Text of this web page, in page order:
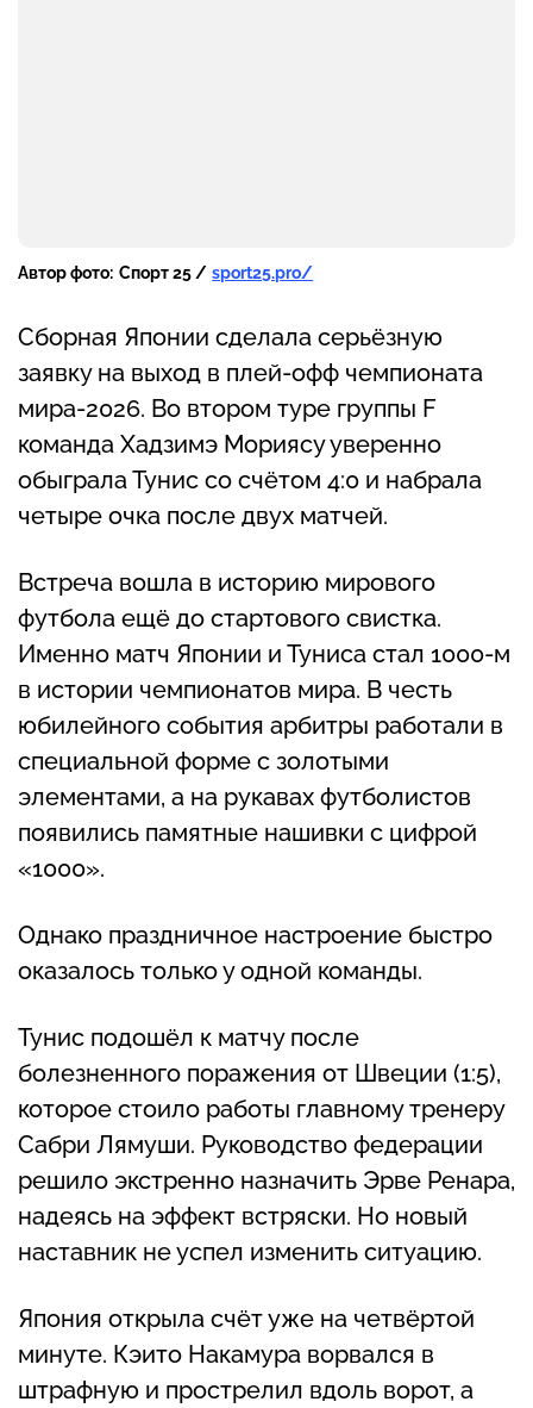
Автор фото: Спорт 25 / sport25.pro/
Сборная Японии сделала серьёзную
заявку на выход в плей-офф чемпионата
мира-2026. Во втором туре группы F
команда Хадзимэ Мориясу уверенно
обыграла Тунис со счётом 4:0 и набрала
четыре очка после двух матчей.
Встреча вошла в историю мирового
футбола ещё до стартового свистка.
Именно матч Японии и Туниса стал 1000-м
в истории чемпионатов мира. В честь
юбилейного события арбитры работали в
специальной форме с золотыми
элементами, а на рукавах футболистов
появились памятные нашивки с цифрой
«1000».
Однако праздничное настроение быстро
оказалось только у одной команды.
Тунис подошёл к матчу после
болезненного поражения от Швеции (1:5),
которое стоило работы главному тренеру
Сабри Лямуши. Руководство федерации
решило экстренно назначить Эрве Ренара,
надеясь на эффект встряски. Но новый
наставник не успел изменить ситуацию.
Япония открыла счёт уже на четвёртой
минуте. Кэито Накамура ворвался в
штрафную и прострелил вдоль ворот, а